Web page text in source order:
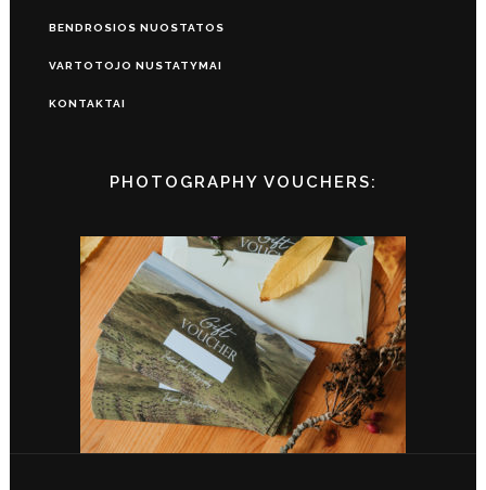
BENDROSIOS NUOSTATOS
VARTOTOJO NUSTATYMAI
KONTAKTAI
PHOTOGRAPHY VOUCHERS: